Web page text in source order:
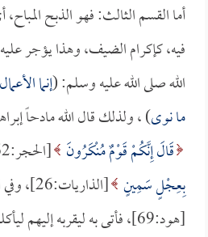
أما القسم الثالث: فهو الذبح
فيه، كإكرام الضيف، وهذا يؤجر
الله صلى الله عليه وسلم: (إنما
ما نوى) ، ولذلك قال الله مادحاً
قَالَ إِنَّكُمْ قَوْمٌ مُنْكَرُونَ [الحجر:62]،
بِعِجْلٍ سَمِينٍ [الذاريات:26]، وفي الآية الأخرى:
[هود:69]، فأتى به ليقربه إليهم